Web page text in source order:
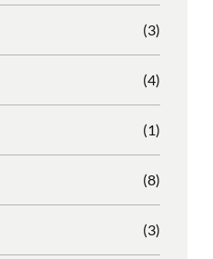
(3)
(4)
(1)
(8)
(3)